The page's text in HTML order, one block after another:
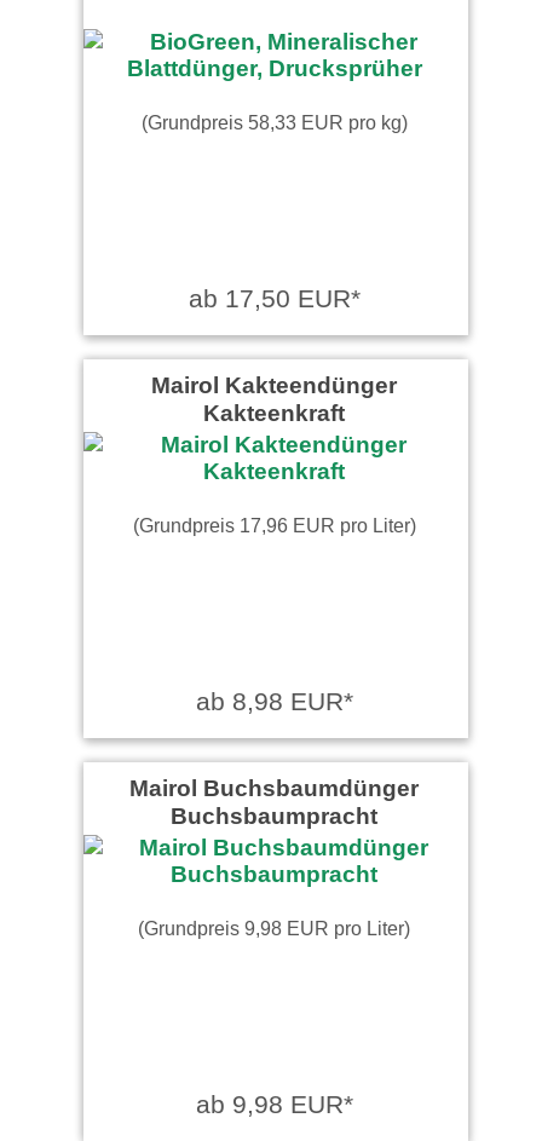
(Grundpreis 58,33 EUR pro kg)
ab 17,50 EUR*
Mairol Kakteendünger
Kakteenkraft
(Grundpreis 17,96 EUR pro Liter)
ab 8,98 EUR*
Mairol Buchsbaumdünger
Buchsbaumpracht
(Grundpreis 9,98 EUR pro Liter)
ab 9,98 EUR*